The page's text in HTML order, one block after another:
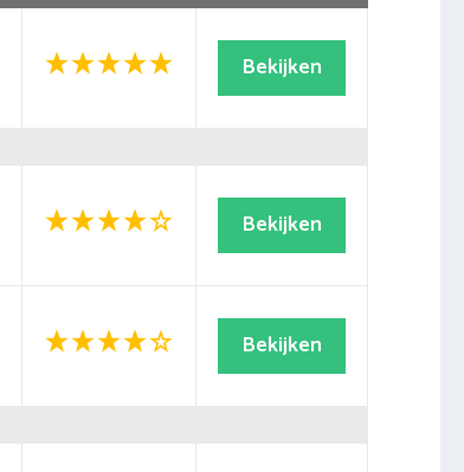
Bekijken
Bekijken
Bekijken